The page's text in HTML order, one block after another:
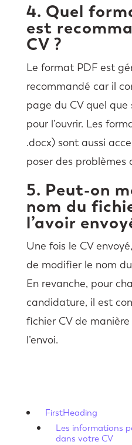
4. Quel
est
CV ?
Le format PDF est
recommandé car il
page du CV quel que
pour l’ouvrir. Les
.docx) sont aussi
poser des
5. Peut-on
nom du
l’avoir
Une fois le CV
de modifier le nom
En revanche, pour
candidature, il est
fichier CV de
l’envoi.
FirstHeading
Les informations
dans votre CV